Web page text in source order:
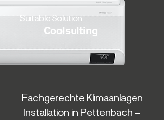
Coolsulting
Suitable Solution
Fachgerechte Klimaanlagen
Installation in Pettenbach –